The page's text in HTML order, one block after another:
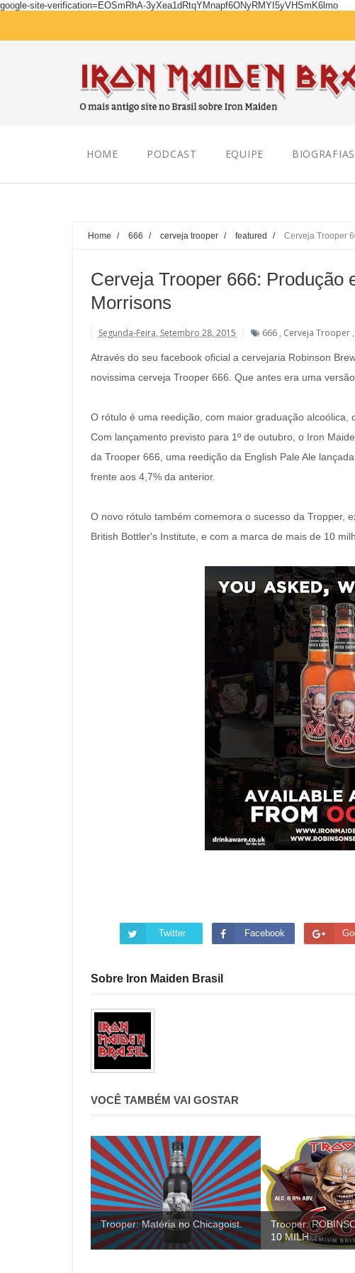
google-site-verification=EOSmRhA-3yXea1dRtqYMnapf6ONyRMYI5yVHSmK6lmo
HOME PODCAST EQUIPE BIOGRAFIAS
Home / 666 / cerveja trooper / featured / Cerveja Trooper
Cerveja Trooper 666: Produção
Morrisons
Segunda-Feira, Setembro 28, 2015 666 , Cerveja Trooper ,
Através do seu facebook oficial a cervejaria Robinson
novissima cerveja Trooper 666. Que antes era uma versão
O rótulo é uma reedição, com maior graduação alcoólica,
Com lançamento previsto para 1º de outubro, o Iron
da Trooper 666, uma reedição da English Pale Ale
frente aos 4,7% da anterior.
O novo rótulo também comemora o sucesso da Tropper,
British Bottler's Institute, e com a marca de mais de 10
Twitter Facebook
Sobre Iron Maiden Brasil
VOCÊ TAMBÉM VAI GOSTAR
Trooper: Matéria no Chicagoist.
Trooper:
10 MILH...